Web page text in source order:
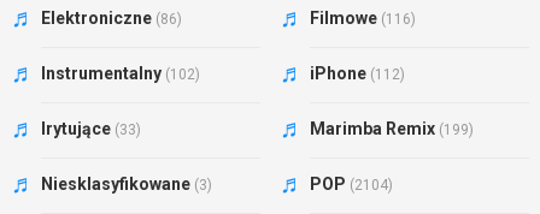
Elektroniczne (86) Filmowe (116)
Instrumentalny (102) iPhone (112)
Irytujące (33) Marimba Remix (199)
Niesklasyfikowane (3) POP (2104)